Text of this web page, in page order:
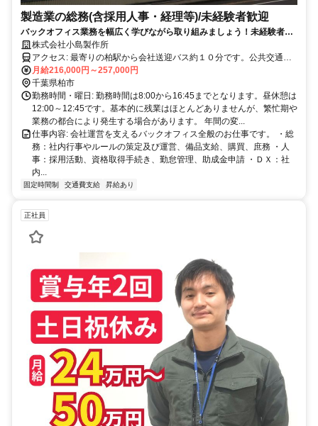
製造業の総務(含採用人事・経理等)/未経験者歓迎
バックオフィス業務を幅広く学びながら取り組みましょう！未経験者歓
迎・柏市勤務・正社員・長期連休有・土日休・出勤カレンダー有り・創
業75年
株式会社小島製作所
アクセス: 最寄りの柏駅から会社送迎バス約１０分です。公共交通機
関の利用が便利で、バス路線も充実しています。（東武バス梅林、高
田車庫、高田車庫入口バス停徒歩3分） マイカー通勤可能です。（駐
車場代1500円/月）
月給216,000円～257,000円
千葉県柏市
勤務時間・曜日: 勤務時間は8:00から16:45までとなります。昼休憩は
12:00～12:45です。基本的に残業はほとんどありませんが、繁忙期や
業務の都合により発生する場合があります。 年間の変...
仕事内容: 会社運営を支えるバックオフィス全般のお仕事です。 ・総
務：社内行事やルールの策定及び運営、備品支給、購買、庶務 ・人
事：採用活動、資格取得手続き、勤怠管理、助成金申請 ・ＤＸ：社
内...
固定時間制 交通費支給 昇給あり
正社員